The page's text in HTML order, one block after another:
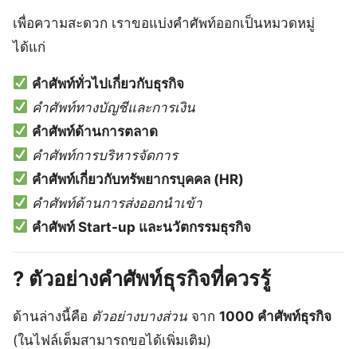
เพื่อความสะดวก เราขอแบ่งคำศัพท์ออกเป็นหมวดหมู่
ได้แก่
คำศัพท์ทั่วไปเกี่ยวกับธุรกิจ
คำศัพท์ทางบัญชีและการเงิน
คำศัพท์ด้านการตลาด
คำศัพท์การบริหารจัดการ
คำศัพท์เกี่ยวกับทรัพยากรบุคคล (HR)
คำศัพท์ด้านการส่งออกนำเข้า
คำศัพท์ Start-up และนวัตกรรมธุรกิจ
? ตัวอย่างคำศัพท์ธุรกิจที่ควรรู้
ด้านล่างนี้คือ ตัวอย่างบางส่วน จาก 1000 คำศัพท์ธุรกิจ
(ในไฟล์เต็มสามารถขอได้เพิ่มเติม)